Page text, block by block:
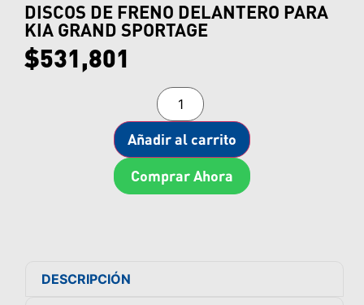
DISCOS DE FRENO DELANTERO PARA
KIA GRAND SPORTAGE
$531,801
Añadir al carrito
Comprar Ahora
DESCRIPCIÓN